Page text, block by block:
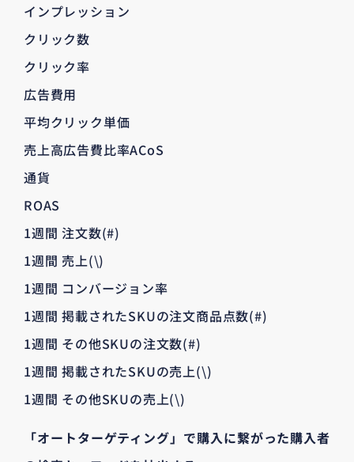
インプレッション
クリック数
クリック率
広告費用
平均クリック単価
売上高広告費比率ACoS
通貨
ROAS
1週間 注文数(#)
1週間 売上(\)
1週間 コンバージョン率
1週間 掲載されたSKUの注文商品点数(#)
1週間 その他SKUの注文数(#)
1週間 掲載されたSKUの売上(\)
1週間 その他SKUの売上(\)
「オートターゲティング」で購入に繋がった購入者